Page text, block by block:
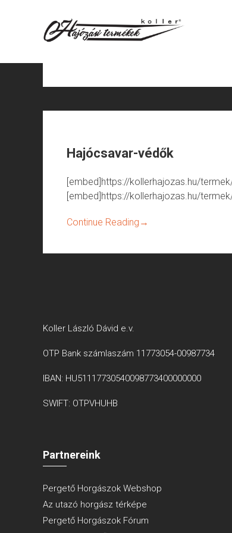
Hajócsavar-védők
[embed]https://kollerhajozas.hu/
[embed]https://kollerhajozas.hu/
Continue Reading →
Koller László Dávid e.v.
OTP Bank számlaszám 11773054-00987734
IBAN: HU51117730540098773400000000
SWIFT: OTPVHUHB
Partnereink
Pergető Horgászok Webshop
Az utazó horgász térképe
Pergető Horgászok Fórum